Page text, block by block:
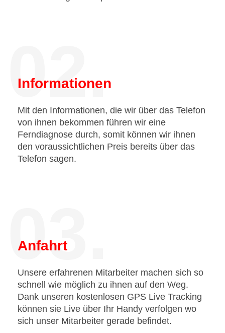
02.
Informationen
Mit den Informationen, die wir über das Telefon
von ihnen bekommen führen wir eine
Ferndiagnose durch, somit können wir ihnen
den voraussichtlichen Preis bereits über das
Telefon sagen.
03.
Anfahrt
Unsere erfahrenen Mitarbeiter machen sich so
schnell wie möglich zu ihnen auf den Weg.
Dank unseren kostenlosen GPS Live Tracking
können sie Live über Ihr Handy verfolgen wo
sich unser Mitarbeiter gerade befindet.